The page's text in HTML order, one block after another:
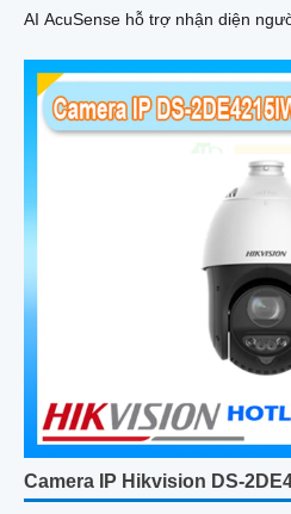
AI AcuSense hỗ trợ nhận diện
Camera IP Hikvision DS-